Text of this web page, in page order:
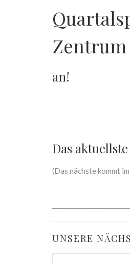
Zentrum
an!
Das
(Das nächste kommt
UNSERE